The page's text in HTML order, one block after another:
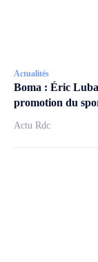
Actualités
Boma : Éric
promotion du
Actu Rdc